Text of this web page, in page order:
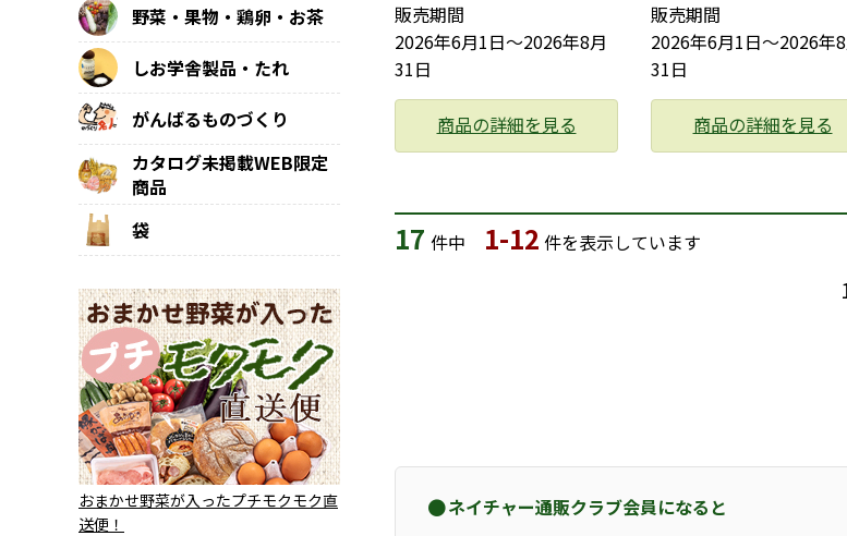
販売期間
2026年6月1日〜2026年8月
31日
商品の詳細を見る
販売期間
2026年6月1日〜2026年
31日
商品の詳細を見る
17 件中 1-12 件を表示しています
野菜・果物・鶏卵・お茶
しお学舎製品・たれ
がんばるものづくり
カタログ未掲載WEB限定
商品
袋
おまかせ野菜が入ったプチモクモク直
送便！
ネイチャー通販クラブ会員になると